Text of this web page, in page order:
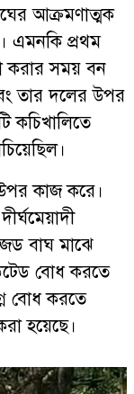
আক্রমণাত্মক
এমনকি প্রথম
করার সময় বন
তার দলের উপর
কচিখালিতে
উপর কাজ করে।
বাঘ মাঝে
বোধ করতে
বোধ করতে
হয়েছে।